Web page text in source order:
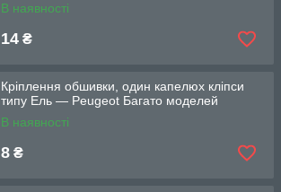
В наявності
14 ₴
Кріплення обшивки, один капелюх кліпси
типу Ель — Peugeot Багато моделей
В наявності
8 ₴